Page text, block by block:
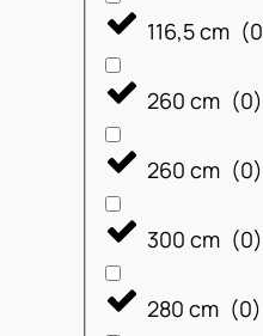
116,5 cm (0
260 cm (0)
260 cm (0)
300 cm (0)
280 cm (0)